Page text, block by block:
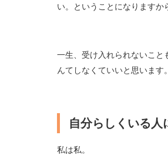
い。ということになりますか
一生、受け入れられないこ
んてしなくていいと思います。
自分らしくいる人
私は私。